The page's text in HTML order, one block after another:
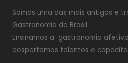
Somos uma das mais antigas e
Gastronomia do Brasil.
Ensinamos a gastronomia
despertamos talentos e